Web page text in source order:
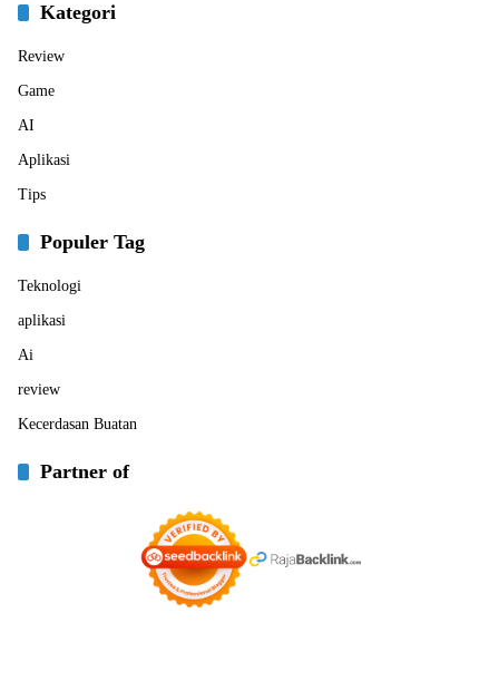
Kategori
Review
Game
AI
Aplikasi
Tips
Populer Tag
Teknologi
aplikasi
Ai
review
Kecerdasan Buatan
Partner of